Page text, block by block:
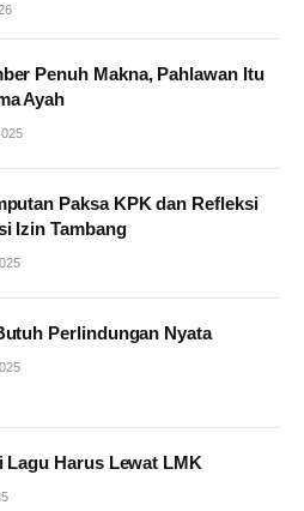
Penuh Makna, Pahlawan Itu
Ayah
Paksa KPK dan Refleksi
Izin Tambang
Perlindungan Nyata
Lagu Harus Lewat LMK